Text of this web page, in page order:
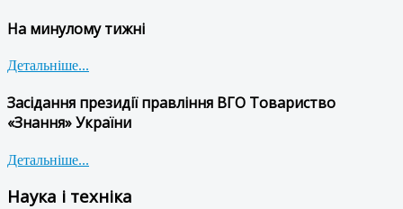
На минулому тижні
Детальніше...
Засідання президії правління ВГО Товариство
«Знання» України
Детальніше...
Наука і техніка